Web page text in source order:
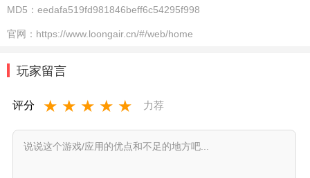
MD5： eedafa519fd981846beff6c54295f998
官网： https://www.loongair.cn/#/web/home
玩家留言
评分 ★ ★ ★ ★ ★ 力荐